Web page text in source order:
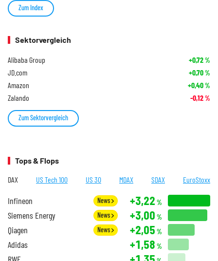
Zum Index
Sektorvergleich
Alibaba Group +0,72%
JD.com +0,70%
Amazon +0,40%
Zalando -0,12%
Zum Sektorvergleich
Tops & Flops
DAX US Tech 100 US 30 MDAX SDAX EuroStoxx
Infineon News +3,22 %
Siemens Energy News +3,00 %
Qiagen News +2,05 %
Adidas +1,58 %